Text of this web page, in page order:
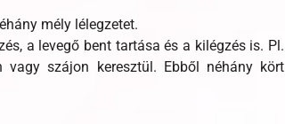
mély lélegzetet.
a levegő bent tartása és a kilégzés is. Pl.
szájon keresztül. Ebből néhány kört